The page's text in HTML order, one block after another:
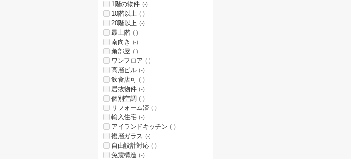
1階の物件 (-)
10階以上 (-)
20階以上 (-)
最上階 (-)
南向き (-)
角部屋 (-)
ワンフロア (-)
高層ビル (-)
飲食店可 (-)
居抜物件 (-)
個別空調 (-)
リフォーム済 (-)
輸入住宅 (-)
アイランドキッチン (-)
複層ガラス (-)
自由設計対応 (-)
免震構造 (-)